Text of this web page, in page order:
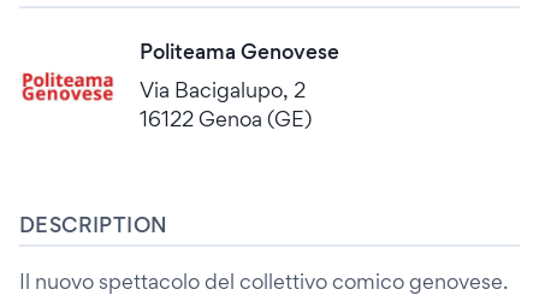
Politeama Genovese
Via Bacigalupo, 2
16122 Genoa (GE)
DESCRIPTION
Il nuovo spettacolo del collettivo comico genovese.